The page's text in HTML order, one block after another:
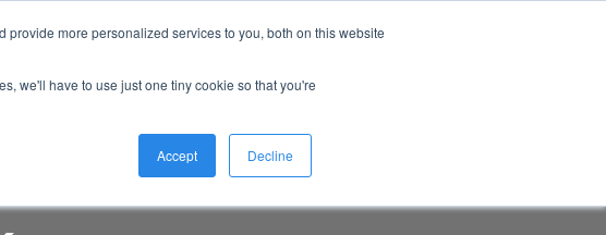
more personalized services to you, both on this website
we'll have to use just one tiny cookie so that you're
Accept Decline
SERVICE EVENTS NEWS COMMUNITY